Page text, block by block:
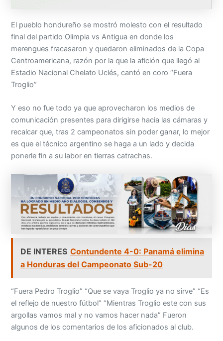
El pueblo hondureño se mostró molesto con el resultado
final del partido Olimpia vs Antigua en donde los
merengues fracasaron y quedaron eliminados de la Copa
Centroamericana, razón por la que la afición que llegó al
Estadio Nacional Chelato Uclés, cantó en coro “Fuera
Troglio”
Y eso no fue todo ya que aprovecharon los medios de
comunicación presentes para dirigirse hacia las cámaras y
recalcar que, tras 2 campeonatos sin poder ganar, lo mejor
es que el técnico argentino se haga a un lado y decida
ponerle fin a su labor en tierras catrachas.
DE INTERES Contundente 4-0: Panamá elimina
a Honduras del Campeonato Sub-20
“Fuera Pedro Troglio” “Que se vaya Troglio ya no sirve” “Es
el reflejo de nuestro fútbol” “Mientras Troglio este con sus
argollas vamos mal y no vamos hacer nada” Fueron
algunos de los comentarios de los aficionados al club.